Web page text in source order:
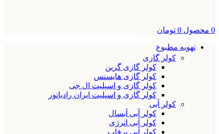
0 محصول 0 تومان
تهویه مطبوع
کولر گازی
کولر گازی گرین
کولر گازی هایسنس
کولر گازی و اسپلیت ال جی
کولر گازی و اسپلیت ایران رادیاتور
کولر آبی
کولر آبی آبسال
کولر آبی انرژی
کولر آبی برفاب